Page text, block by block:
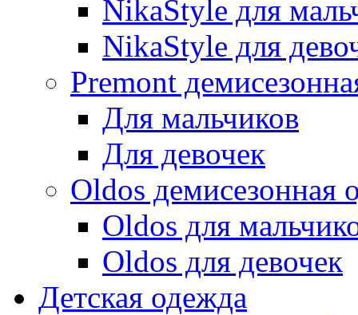
NikaStyle для
NikaStyle для
Premont
Для мальчиков
Для девочек
Oldos демисезонная
Oldos для
Oldos для девочек
Детская одежда